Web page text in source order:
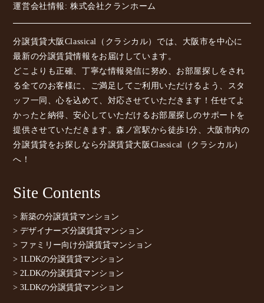
運営会社情報: 株式会社クランホーム
分譲賃貸大阪Classical（クラシカル）では、大阪市を中心に
最新の分譲賃貸情報をお届けしています。
どこよりも正確、丁寧な情報発信に努め、お部屋探しをされ
る全てのお客様に、ご満足してご利用いただけるよう、スタ
ッフ一同、心を込めて、対応させていただきます！任せてよ
かったと納得、安心していただけるお部屋探しのサポートを
提供させていただきます。森ノ宮駅から徒歩1分、大阪市内の
分譲賃貸をお探しなら分譲賃貸大阪Classical（クラシカル）
へ！
Site Contents
> 新築の分譲賃貸マンション
> デザイナーズ分譲賃貸マンション
> ファミリー向け分譲賃貸マンション
> 1LDKの分譲賃貸マンション
> 2LDKの分譲賃貸マンション
> 3LDKの分譲賃貸マンション